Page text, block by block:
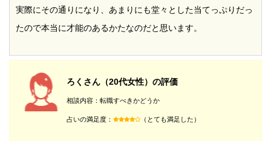
実際にその通りになり、あまりにも堂々とした当てっぷりだっ
たので本当に才能のあるかたなのだと思います。
ろくさん（20代女性）の評価
相談内容：転職すべきかどうか
占いの満足度： （とても満足した）